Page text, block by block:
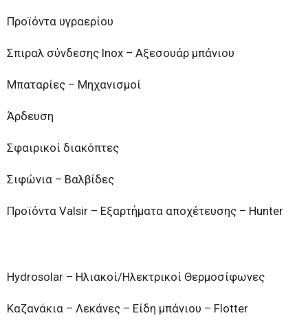
Προϊόντα υγραερίου
Σπιραλ σύνδεσης Inox – Αξεσουάρ μπάνιου
Μπαταρίες – Μηχανισμοί
Άρδευση
Σφαιρικοί διακόπτες
Σιφώνια – Βαλβίδες
Προϊόντα Valsir – Εξαρτήματα αποχέτευσης – Hunter
Hydrosolar – Ηλιακοί/Ηλεκτρικοί Θερμοσίφωνες
Καζανάκια – Λεκάνες – Είδη μπάνιου – Flotter